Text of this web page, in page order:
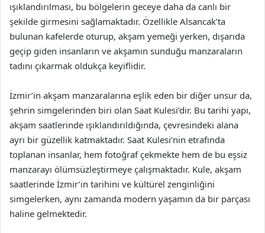
ışıklandırılması, bu bölgelerin geceye daha da canlı bir
şekilde girmesini sağlamaktadır. Özellikle Alsancak’ta
bulunan kafelerde oturup, akşam yemeği yerken, dışarıda
geçip giden insanların ve akşamın sunduğu manzaraların
tadını çıkarmak oldukça keyiflidir.
İzmir’in akşam manzaralarına eşlik eden bir diğer unsur da,
şehrin simgelerinden biri olan Saat Kulesi’dir. Bu tarihi yapı,
akşam saatlerinde ışıklandırıldığında, çevresindeki alana
ayrı bir güzellik katmaktadır. Saat Kulesi’nin etrafında
toplanan insanlar, hem fotoğraf çekmekte hem de bu eşsiz
manzarayı ölümsüzleştirmeye çalışmaktadır. Kule, akşam
saatlerinde İzmir’in tarihini ve kültürel zenginliğini
simgelerken, aynı zamanda modern yaşamın da bir parçası
haline gelmektedir.